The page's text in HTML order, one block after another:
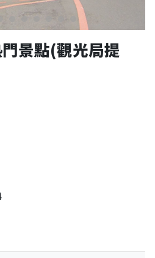
景點(觀光局提